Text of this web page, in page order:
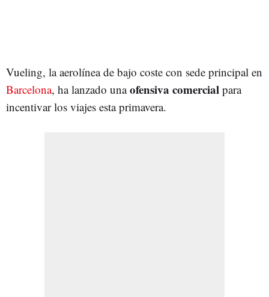
Vueling, la aerolínea de bajo coste con sede principal en
Barcelona, ha lanzado unaofensiva comercial para
incentivar los viajes esta primavera.